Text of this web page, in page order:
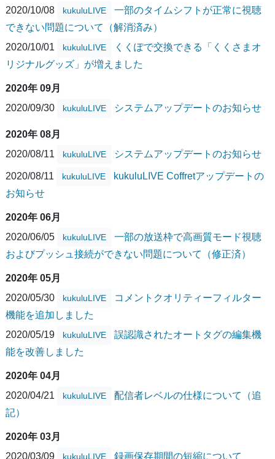
2020/10/08
kukuluLIVE
一部のタイムシフトが正常に視聴
できない問題について（解消済み）
2020/10/01
kukuluLIVE
くくぽで交換できる「くくさまオ
リジナルグッズ」が増えました
2020年 09月
2020/09/30
kukuluLIVE システムアップデートのお知らせ
2020年 08月
2020/08/11
kukuluLIVE システムアップデートのお知らせ
2020/08/11 kukuluLIVE
kukuluLIVE Coffretアップデートの
お知らせ
2020年 06月
2020/06/05
kukuluLIVE
一部の放送枠で高画質モード視聴
およびプッシュ接続ができない問題について（修正済）
2020年 05月
2020/05/30
kukuluLIVE
コメントクオリティーフィルター
機能を追加しました
2020/05/19
kukuluLIVE
誤認識されたオートタグの編集機
能を改善しました
2020年 04月
2020/04/21
kukuluLIVE
配信者レベルの仕様について（追
記）
2020年 03月
2020/03/09
kukuluLIVE 録画保存期間の短縮について